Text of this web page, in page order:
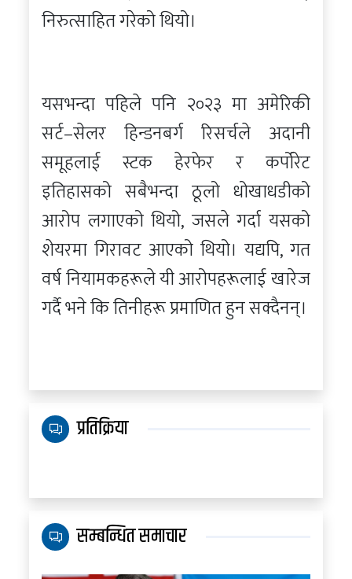
निरुत्साहित गरेको थियो।
यसभन्दा पहिले पनि २०२३ मा अमेरिकी
सर्ट–सेलर हिन्डनबर्ग रिसर्चले अदानी
समूहलाई स्टक हेरफेर र कर्पोरेट
इतिहासको सबैभन्दा ठूलो धोखाधडीको
आरोप लगाएको थियो, जसले गर्दा यसको
शेयरमा गिरावट आएको थियो। यद्यपि, गत
वर्ष नियामकहरूले यी आरोपहरूलाई खारेज
गर्दै भने कि तिनीहरू प्रमाणित हुन सक्दैनन्।
प्रतिक्रिया
सम्बन्धित समाचार